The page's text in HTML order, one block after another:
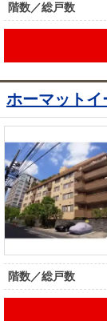
階数／総戸数
ホーマットイ
階数／総戸数